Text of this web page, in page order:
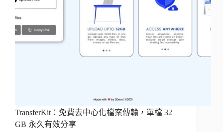
TransferKit：免費去中心化檔案傳輸，單檔 32
GB 永久有效分享